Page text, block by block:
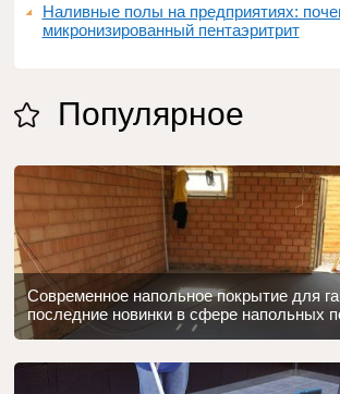
Наливные полы на предприятиях:
микронизированный пентаэритрит
Популярное
Современное напольное покрытие для
последние новинки в сфере напольных